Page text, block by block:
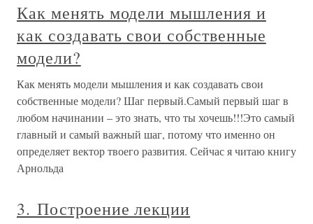
Как менять модели мышления и
как создавать свои собственные
модели?
Как менять модели мышления и как создавать свои
собственные модели? Шаг первый.Самый первый шаг в
любом начинании – это знать, что ты хочешь!!!Это самый
главный и самый важный шаг, потому что именно он
определяет вектор твоего развития. Сейчас я читаю книгу
Арнольда
3. Построение лекции